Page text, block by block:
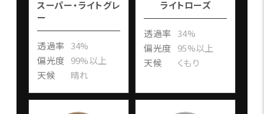
スーパー・ライトグレ
ー
透過率 34%
偏光度 99%以上
天候
晴れ
ライトローズ
透過率 34%
偏光度 95%以上
天候
くもり